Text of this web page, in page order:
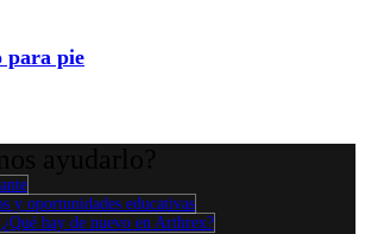
para pie
y oportunidades educativas
hay de nuevo en Arthrex?